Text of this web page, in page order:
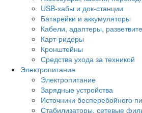
USB-хабы и док-станции
Батарейки и аккумуляторы
Кабели, адаптеры,
Карт-ридеры
Кронштейны
Средства ухода за техникой
Электропитание
Электропитание
Зарядные устройства
Источники бесперебойного
Стабилизаторы, сетевые